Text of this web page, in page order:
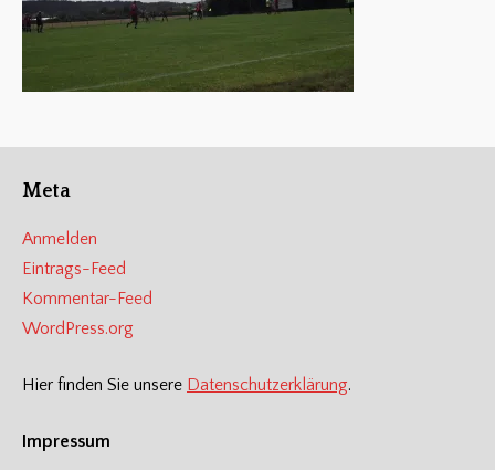
Meta
Anmelden
Eintrags-Feed
Kommentar-Feed
WordPress.org
Hier finden Sie unsere Datenschutzerklärung.
Impressum